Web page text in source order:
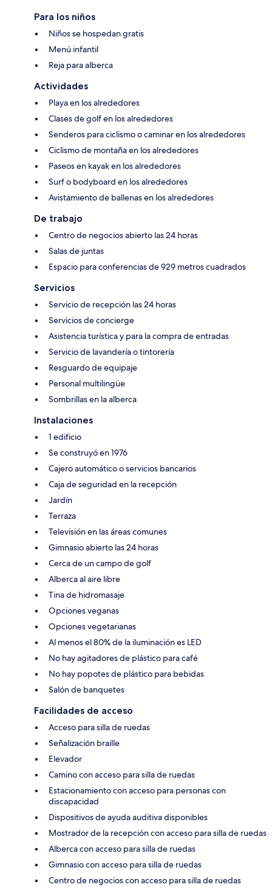
Para los niños
Niños se hospedan gratis
Menú infantil
Reja para alberca
Actividades
Playa en los alrededores
Clases de golf en los alrededores
Senderos para ciclismo o caminar en los alrededores
Ciclismo de montaña en los alrededores
Paseos en kayak en los alrededores
Surf o bodyboard en los alrededores
Avistamiento de ballenas en los alrededores
De trabajo
Centro de negocios abierto las 24 horas
Salas de juntas
Espacio para conferencias de 929 metros cuadrados
Servicios
Servicio de recepción las 24 horas
Servicios de concierge
Asistencia turística y para la compra de entradas
Servicio de lavandería o tintorería
Resguardo de equipaje
Personal multilingüe
Sombrillas en la alberca
Instalaciones
1 edificio
Se construyó en 1976
Cajero automático o servicios bancarios
Caja de seguridad en la recepción
Jardín
Terraza
Televisión en las áreas comunes
Gimnasio abierto las 24 horas
Cerca de un campo de golf
Alberca al aire libre
Tina de hidromasaje
Opciones veganas
Opciones vegetarianas
Al menos el 80% de la iluminación es LED
No hay agitadores de plástico para café
No hay popotes de plástico para bebidas
Salón de banquetes
Facilidades de acceso
Acceso para silla de ruedas
Señalización braille
Elevador
Camino con acceso para silla de ruedas
Estacionamiento con acceso para personas con
discapacidad
Dispositivos de ayuda auditiva disponibles
Mostrador de la recepción con acceso para silla de ruedas
Alberca con acceso para silla de ruedas
Gimnasio con acceso para silla de ruedas
Centro de negocios con acceso para silla de ruedas